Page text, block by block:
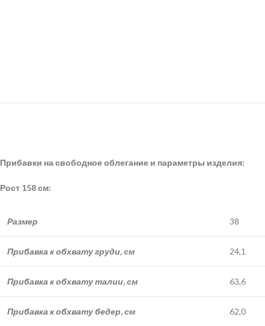
Прибавки на свободное облегание и параметры изделия:
Рост 158 см:
Размер 38
Прибавка к обхвату груди, см 24,1
Прибавка к обхвату талии, см 63,6
Прибавка к обхвату бедер, см 62,0